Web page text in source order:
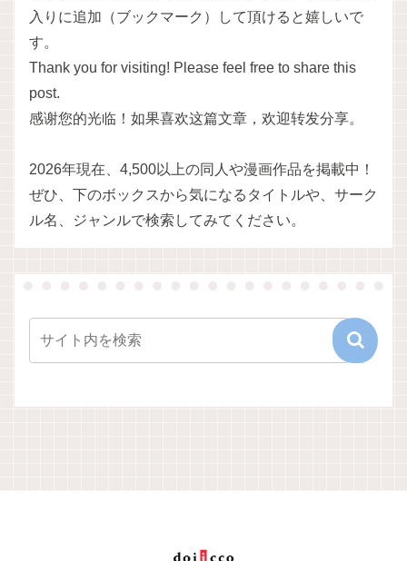
入りに追加（ブックマーク）して頂けると嬉しいで
す。
Thank you for visiting! Please feel free to share this
post.
感谢您的光临！如果喜欢这篇文章，欢迎转发分享。
2026年現在、4,500以上の同人や漫画作品を掲載中！
ぜひ、下のボックスから気になるタイトルや、サーク
ル名、ジャンルで検索してみてください。